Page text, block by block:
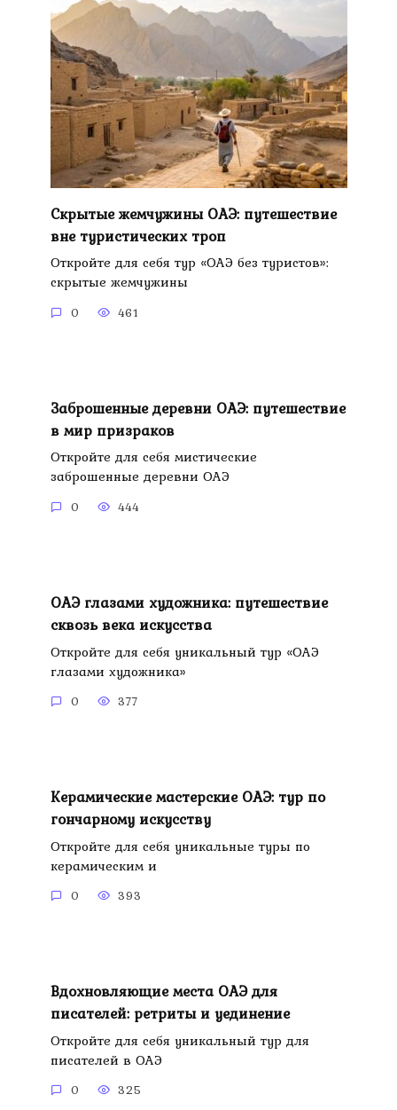
Скрытые жемчужины ОАЭ: путешествие
вне туристических троп
Откройте для себя тур «ОАЭ без туристов»:
скрытые жемчужины
0 461
Заброшенные деревни ОАЭ: путешествие
в мир призраков
Откройте для себя мистические
заброшенные деревни ОАЭ
0 444
ОАЭ глазами художника: путешествие
сквозь века искусства
Откройте для себя уникальный тур «ОАЭ
глазами художника»
0 377
Керамические мастерские ОАЭ: тур по
гончарному искусству
Откройте для себя уникальные туры по
керамическим и
0 393
Вдохновляющие места ОАЭ для
писателей: ретриты и уединение
Откройте для себя уникальный тур для
писателей в ОАЭ
0 325